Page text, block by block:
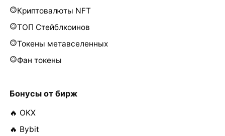
Криптовалюты NFT
ТОП Стейблкоинов
Токены метавселенных
Фан токены
Бонусы от бирж
🔥 OKX
🔥 Bybit